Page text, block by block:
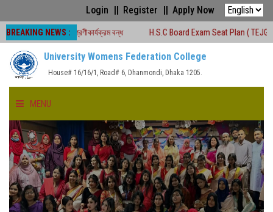
Login Register Apply Now
BREAKING NEWS :
সময়ে শ্রেণীকার্যক্রম বন্ধ H.S.C Board Exam Seat Plan ( TEJGAON
University Womens Federation College
House# 16/16/1, Road# 6, Dhanmondi, Dhaka 1205.
MENU
HOME
ABOUT US
FACULTIES